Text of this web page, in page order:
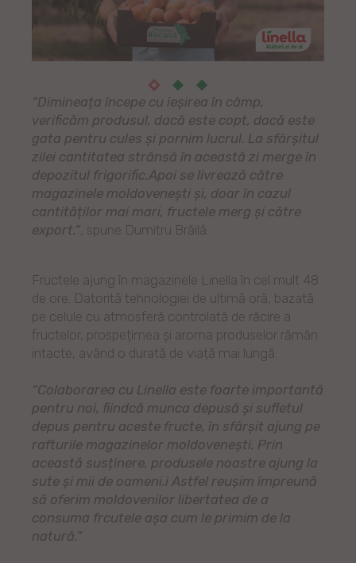
“Dimineața începe cu ieșirea în câmp,
verificăm produsul, dacă este copt, dacă este
gata pentru cules și pornim lucrul. La sfârșitul
zilei cantitatea strânsă în această zi merge în
depozitul frigorific.Apoi se livrează către
magazinele moldovenești și, doar în cazul
cantităților mai mari, fructele merg și către
export.” , spune Dumitru Brăilă.
Fructele ajung în magazinele Linella în cel mult 48
de ore. Datorită tehnologiei de ultimă oră, bazată
pe celule cu atmosferă controlată de răcire a
fructelor, prospețimea și aroma produselor rămân
intacte, având o durată de viață mai lungă.
“Colaborarea cu Linella este foarte importantă
pentru noi, fiindcă munca depusă și sufletul
depus pentru aceste fructe, în sfârșit ajung pe
rafturile magazinelor moldovenești. Prin
această susținere, produsele noastre ajung la
sute și mii de oameni.i Astfel reușim împreună
să oferim moldovenilor libertatea de a
consuma frcutele așa cum le primim de la
natură.”